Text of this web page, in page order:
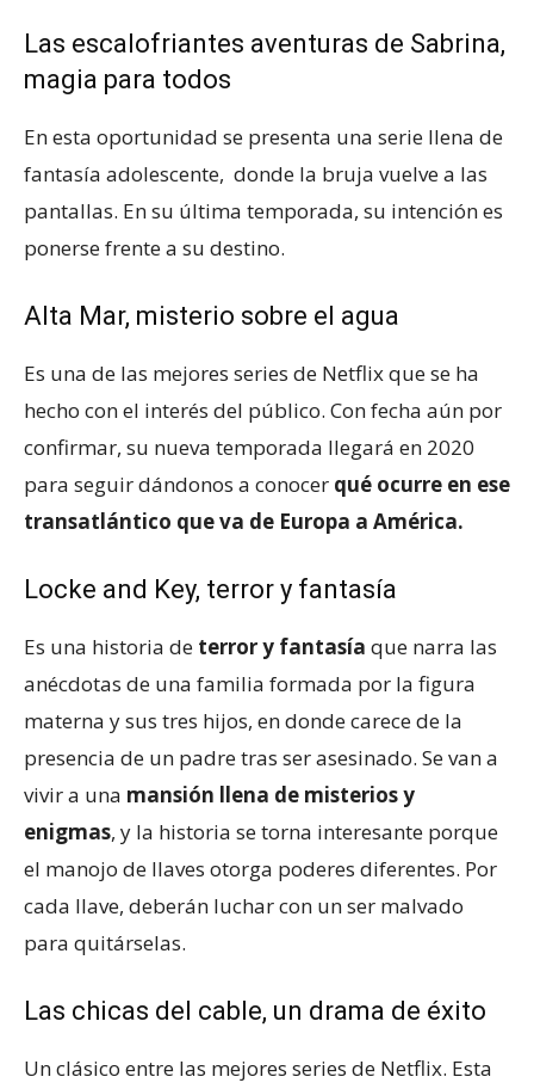
Las escalofriantes aventuras de Sabrina,
magia para todos
En esta oportunidad se presenta una serie llena de
fantasía adolescente, donde la bruja vuelve a las
pantallas. En su última temporada, su intención es
ponerse frente a su destino.
Alta Mar, misterio sobre el agua
Es una de las mejores series de Netflix que se ha
hecho con el interés del público. Con fecha aún por
confirmar, su nueva temporada llegará en 2020
para seguir dándonos a conocer qué ocurre en ese
transatlántico que va de Europa a América.
Locke and Key, terror y fantasía
Es una historia de terror y fantasía que narra las
anécdotas de una familia formada por la figura
materna y sus tres hijos, en donde carece de la
presencia de un padre tras ser asesinado. Se van a
vivir a una mansión llena de misterios y
enigmas, y la historia se torna interesante porque
el manojo de llaves otorga poderes diferentes. Por
cada llave, deberán luchar con un ser malvado
para quitárselas.
Las chicas del cable, un drama de éxito
Un clásico entre las mejores series de Netflix. Esta